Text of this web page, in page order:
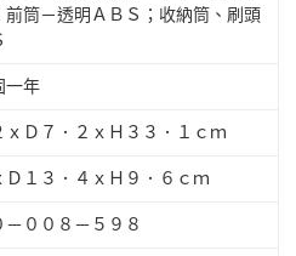
前筒－透明ＡＢＳ；收納筒、刷頭
一年
ｘＤ７．２ｘＨ３３．１ｃｍ
Ｄ１３．４ｘＨ９．６ｃｍ
－００８－５９８